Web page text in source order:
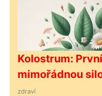
Kolostrum:
mimořádnou
zdraví